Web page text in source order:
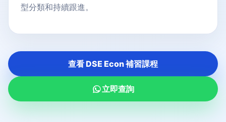
型分類和持續跟進。
查看 DSE Econ 補習課程
立即查詢